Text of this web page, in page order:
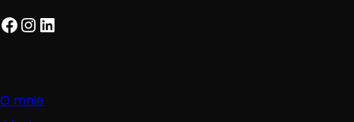
Facebook InstagramLinkedIn
O mnie